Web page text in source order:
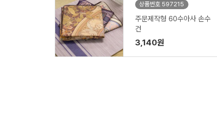
상품번호 597215
주문제작형 60수아사 손수
건
3,140원